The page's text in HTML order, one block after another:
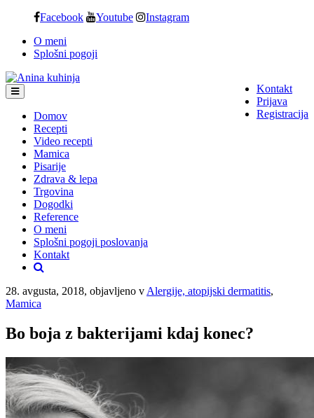
content
Facebook Youtube Instagram
O meni
Splošni pogoji
Kontakt
Prijava
Registracija
Domov
Recepti
Video recepti
Mamica
Pisarije
Zdrava & lepa
Trgovina
Dogodki
Reference
O meni
Splošni pogoji poslovanja
Kontakt
28. avgusta, 2018, objavljeno v Alergije, atopijski dermatitis,
Mamica
Bo boja z bakterijami kdaj konec?